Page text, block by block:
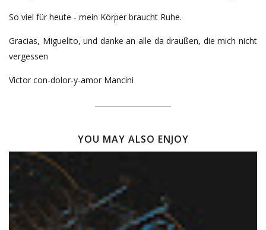
So viel für heute - mein Körper braucht Ruhe.
Gracias, Miguelito, und danke an alle da draußen, die mich nicht
vergessen
Victor con-dolor-y-amor Mancini
YOU MAY ALSO ENJOY